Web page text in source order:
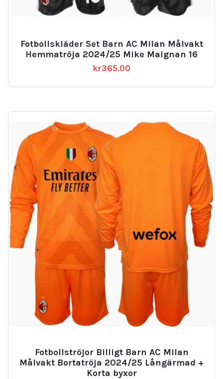
Fotbollskläder Set Barn AC Milan Målvakt
Hemmatröja 2024/25 Mike Maignan 16
kr365.00
Fotbollströjor Billigt Barn AC Milan
Målvakt Bortatröja 2024/25 Långärmad +
Korta byxor